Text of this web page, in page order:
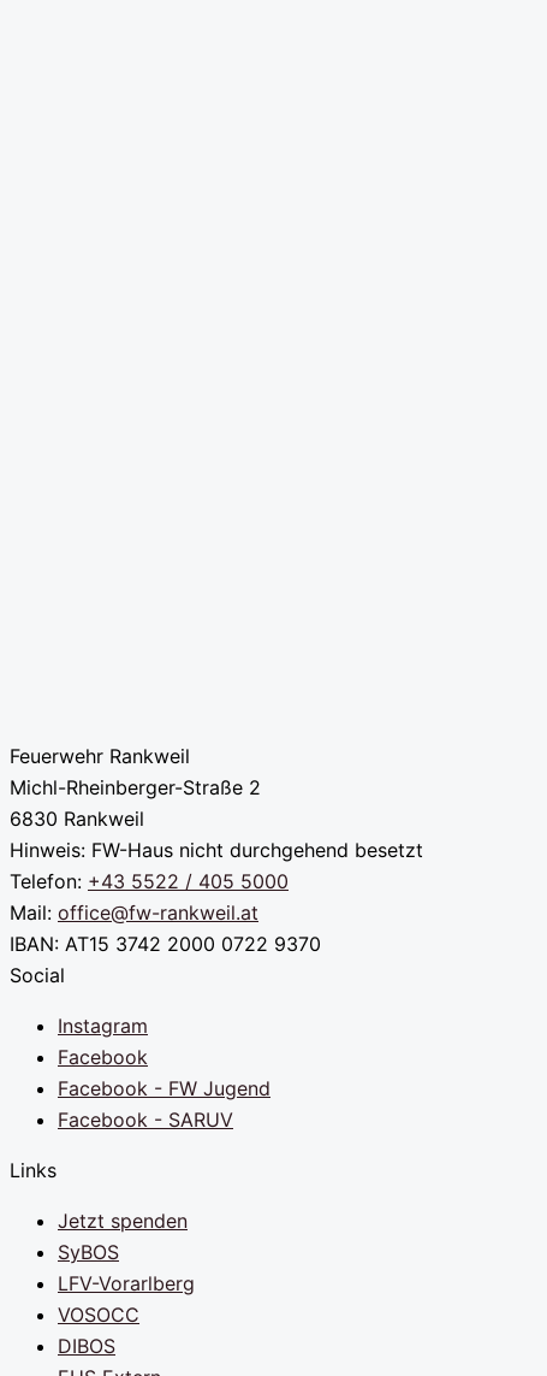
Feuerwehr Rankweil
Michl-Rheinberger-Straße 2
6830 Rankweil
Hinweis: FW-Haus nicht durchgehend besetzt
Telefon: +43 5522 / 405 5000
Mail: office@fw-rankweil.at
IBAN: AT15 3742 2000 0722 9370
Social
Instagram
Facebook
Facebook - FW Jugend
Facebook - SARUV
Links
Jetzt spenden
SyBOS
LFV-Vorarlberg
VOSOCC
DIBOS